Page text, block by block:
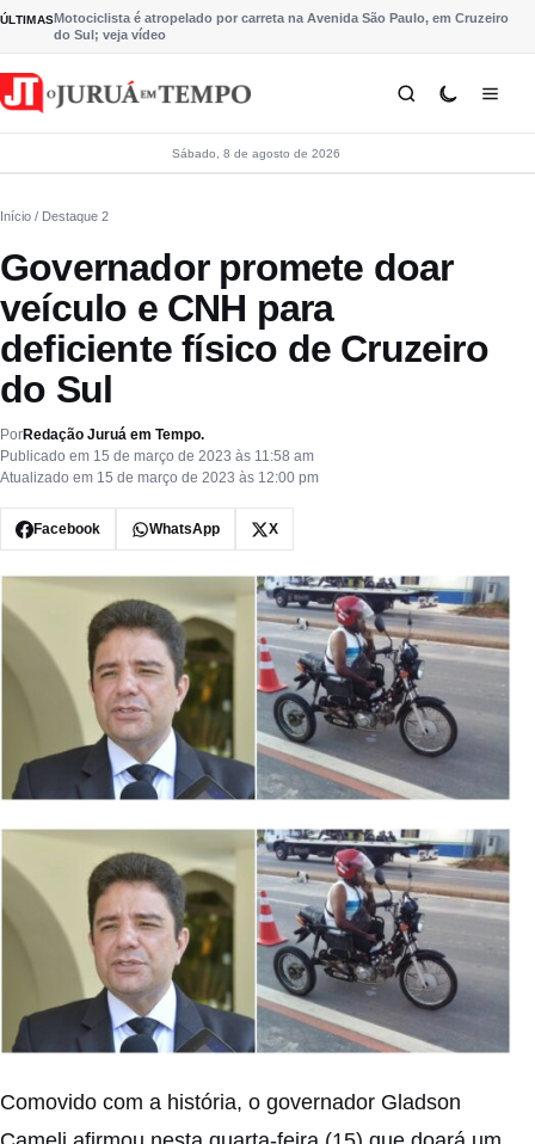
Pular para o conteúdo
ÚLTIMASMotociclista é atropelado por carreta na Avenida São Paulo, em Cruzeiro
do Sul; veja vídeo
Sábado, 8 de agosto de 2026
Início / Destaque 2
Governador promete doar
veículo e CNH para
deficiente físico de Cruzeiro
do Sul
PorRedação Juruá em Tempo.
Publicado em 15 de março de 2023 às 11:58 am
Atualizado em 15 de março de 2023 às 12:00 pm
Facebook WhatsApp X
Comovido com a história, o governador Gladson